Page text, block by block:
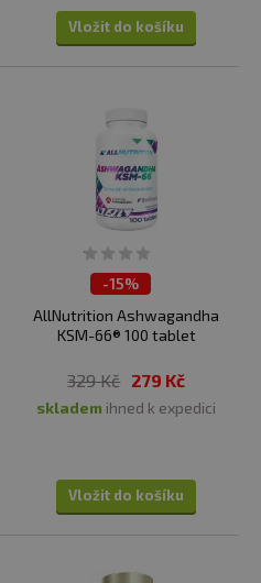
Vložit do košíku
-15%
AllNutrition Ashwagandha
KSM-66® 100 tablet
329 Kč 279 Kč
skladem ihned k expedici
Vložit do košíku